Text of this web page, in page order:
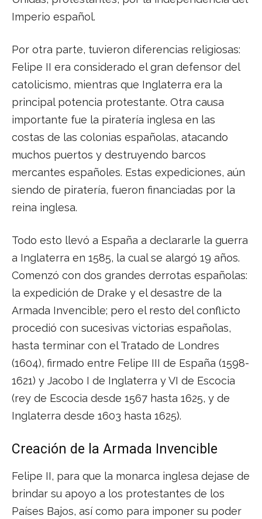
Imperio español.
Por otra parte, tuvieron diferencias religiosas:
Felipe II era considerado el gran defensor del
catolicismo, mientras que Inglaterra era la
principal potencia protestante. Otra causa
importante fue la piratería inglesa en las
costas de las colonias españolas, atacando
muchos puertos y destruyendo barcos
mercantes españoles. Estas expediciones, aún
siendo de piratería, fueron financiadas por la
reina inglesa.
Todo esto llevó a España a declararle la guerra
a Inglaterra en 1585, la cual se alargó 19 años.
Comenzó con dos grandes derrotas españolas:
la expedición de Drake y el desastre de la
Armada Invencible; pero el resto del conflicto
procedió con sucesivas victorias españolas,
hasta terminar con el Tratado de Londres
(1604), firmado entre Felipe III de España (1598-
1621) y Jacobo I de Inglaterra y VI de Escocia
(rey de Escocia desde 1567 hasta 1625, y de
Inglaterra desde 1603 hasta 1625).
Creación de la Armada Invencible
Felipe II, para que la monarca inglesa dejase de
brindar su apoyo a los protestantes de los
Países Bajos, así como para imponer su poder